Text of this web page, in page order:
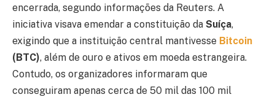
encerrada, segundo informações da Reuters. A
iniciativa visava emendar a constituição da Suíça,
exigindo que a instituição central mantivesse Bitcoin
(BTC), além de ouro e ativos em moeda estrangeira.
Contudo, os organizadores informaram que
conseguiram apenas cerca de 50 mil das 100 mil